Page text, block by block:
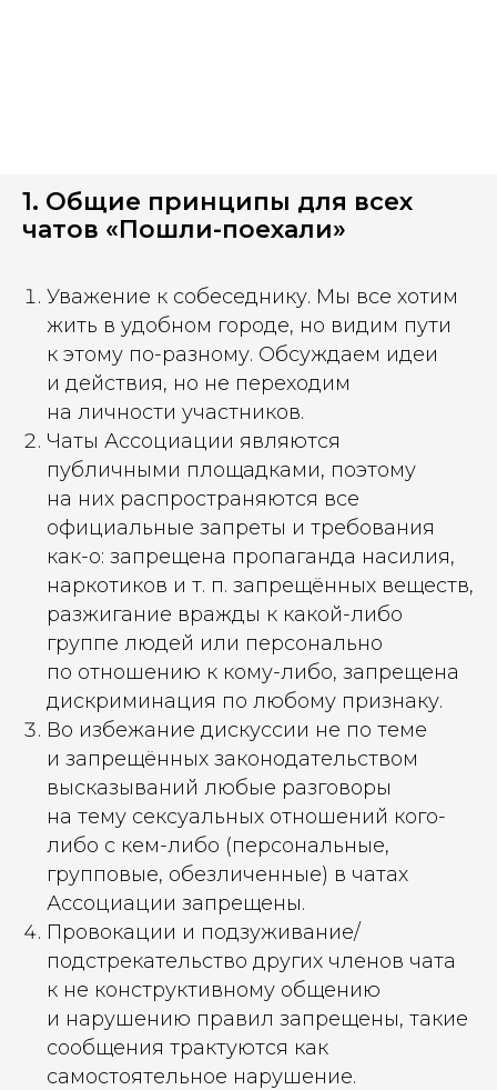
1. Общие принципы для всех
чатов «Пошли-поехали»
Уважение к собеседнику. Мы все хотим
жить в удобном городе, но видим пути
к этому по-разному. Обсуждаем идеи
и действия, но не переходим
на личности участников.
Чаты Ассоциации являются
публичными площадками, поэтому
на них распространяются все
официальные запреты и требования
как-о: запрещена пропаганда насилия,
наркотиков и т. п. запрещённых веществ,
разжигание вражды к какой-либо
группе людей или персонально
по отношению к кому-либо, запрещена
дискриминация по любому признаку.
Во избежание дискуссии не по теме
и запрещённых законодательством
высказываний любые разговоры
на тему сексуальных отношений кого-
либо с кем-либо (персональные,
групповые, обезличенные) в чатах
Ассоциации запрещены.
Провокации и подзуживание/
подстрекательство других членов чата
к не конструктивному общению
и нарушению правил запрещены, такие
сообщения трактуются как
самостоятельное нарушение.